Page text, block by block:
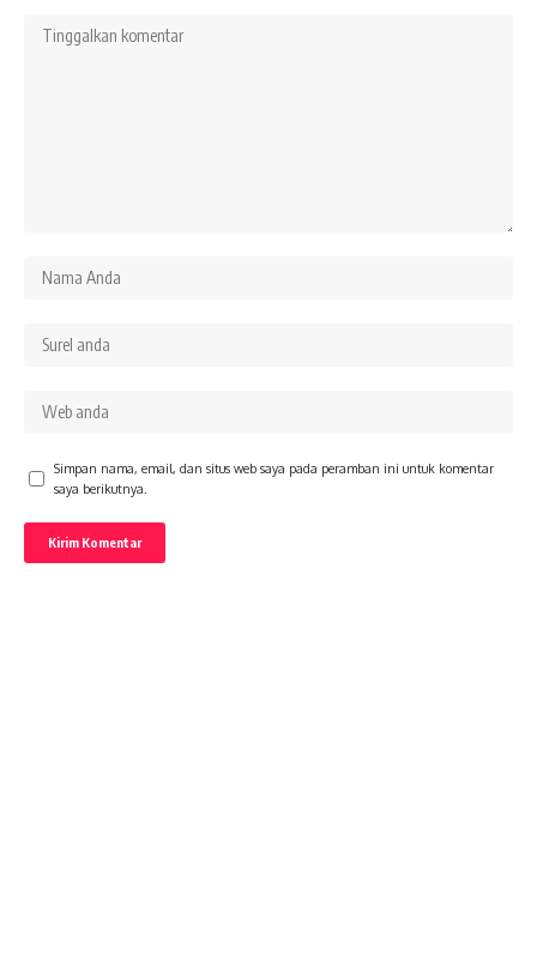
Simpan nama, email, dan situs web saya pada peramban ini untuk komentar
saya berikutnya.